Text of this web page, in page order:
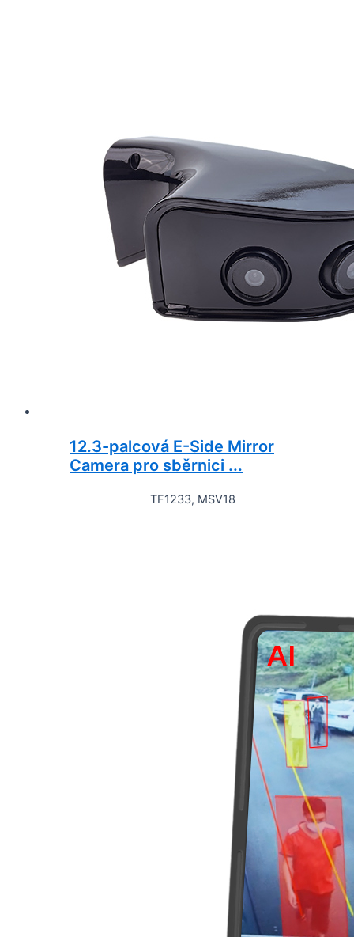
12.3-palcová E-Side Mirror
Camera pro sběrnici ...
TF1233, MSV18